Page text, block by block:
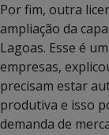
Por fim, outra
ampliação da
Lagoas. Esse é
empresas,
precisam estar
produtiva e isso
demanda de